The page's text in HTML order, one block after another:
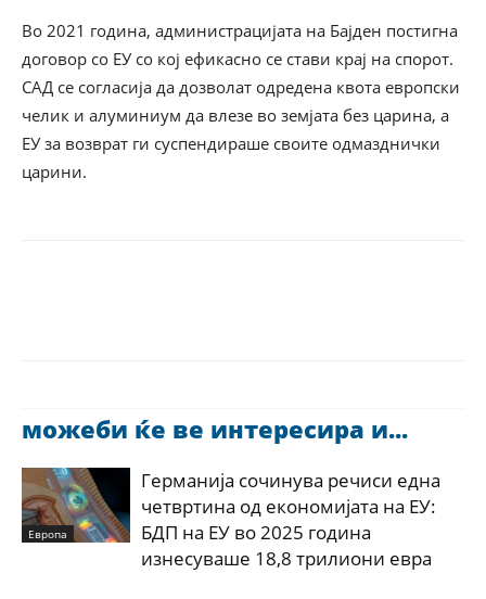
Во 2021 година, администрацијата на Бајден постигна
договор со ЕУ со кој ефикасно се стави крај на спорот.
САД се согласија да дозволат одредена квота европски
челик и алуминиум да влезе во земјата без царина, а
ЕУ за возврат ги суспендираше своите одмазднички
царини.
можеби ќе ве интересира и...
Европа
Германија сочинува речиси една
четвртина од економијата на ЕУ:
БДП на ЕУ во 2025 година
изнесуваше 18,8 трилиони евра